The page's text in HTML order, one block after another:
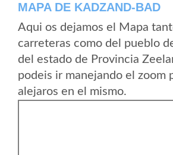
MAPA DE KADZAND-BAD
Aqui os dejamos el Mapa
carreteras como del pueblo
del estado de Provincia
podeis ir manejando el zoom
alejaros en el mismo.